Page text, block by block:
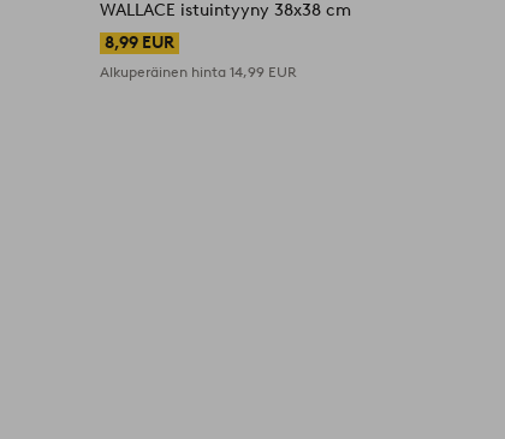
WALLACE istuintyyny 38x38 cm
8,99 EUR
Alkuperäinen hinta14,99 EUR